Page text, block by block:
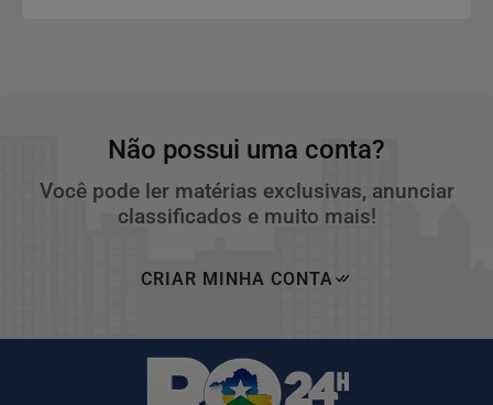
Não possui uma conta?
Você pode ler matérias exclusivas, anunciar
classificados e muito mais!
CRIAR MINHA CONTA